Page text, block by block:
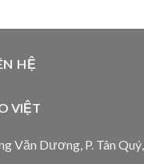
HỆ
VIỆT
Văn Dương, P. Tân Quý,